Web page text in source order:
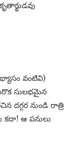
వంటివి)
సులభమైన
దగ్గర నుండి రాత్రి
కదా! ఆ పనులు